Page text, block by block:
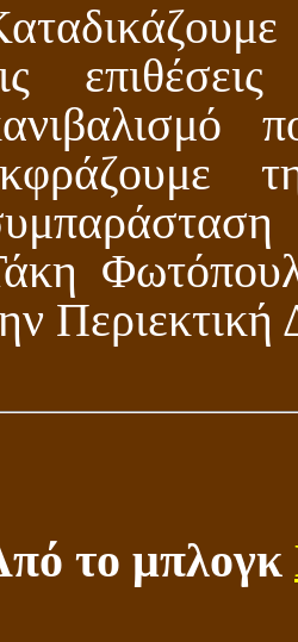
Περιεκτική
το μπλογκ